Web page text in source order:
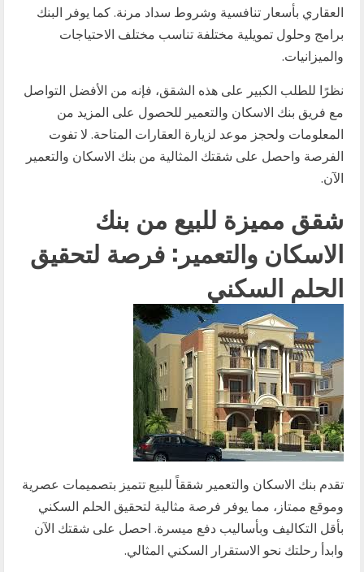
العقاري بأسعار تنافسية وشروط سداد مرنة. كما يوفر البنك
برامج وحلول تمويلية مختلفة تناسب مختلف الاحتياجات
والميزانيات.
نظرًا للطلب الكبير على هذه الشقق، فإنه من الأفضل التواصل
مع فريق بنك الاسكان والتعمير للحصول على المزيد من
المعلومات ولحجز موعد لزيارة العقارات المتاحة. لا تفوت
الفرصة واحصل على شقتك المثالية من بنك الاسكان والتعمير
الآن.
شقق مميزة للبيع من بنك
الاسكان والتعمير: فرصة لتحقيق
الحلم السكني
تقدم بنك الاسكان والتعمير شققاً للبيع تتميز بتصميمات عصرية
وموقع ممتاز، مما يوفر فرصة مثالية لتحقيق الحلم السكني
بأقل التكاليف وبأساليب دفع ميسرة. احصل على شقتك الآن
وابدأ رحلتك نحو الاستقرار السكني المثالي.